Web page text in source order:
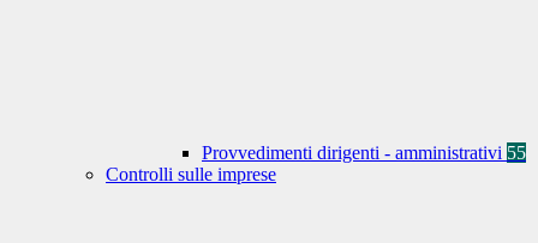
Provvedimenti dirigenti - amministrativi 55
Controlli sulle imprese